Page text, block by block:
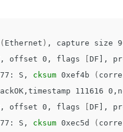
( Ethernet ) , capture size
offset 0, flags
DF],
S, cksum 0xef4b (
111616
offset 0, flags
DF],
S, cksum 0xec5d (